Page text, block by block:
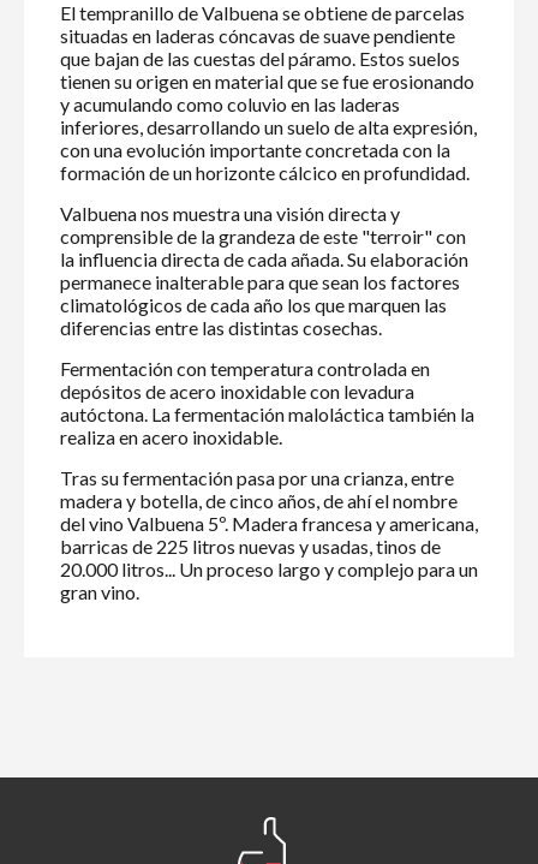
El tempranillo de Valbuena se obtiene de parcelas
situadas en laderas cóncavas de suave pendiente
que bajan de las cuestas del páramo. Estos suelos
tienen su origen en material que se fue erosionando
y acumulando como coluvio en las laderas
inferiores, desarrollando un suelo de alta expresión,
con una evolución importante concretada con la
formación de un horizonte cálcico en profundidad.
Valbuena nos muestra una visión directa y
comprensible de la grandeza de este "terroir" con
la influencia directa de cada añada. Su elaboración
permanece inalterable para que sean los factores
climatológicos de cada año los que marquen las
diferencias entre las distintas cosechas.
Fermentación con temperatura controlada en
depósitos de acero inoxidable con levadura
autóctona. La fermentación maloláctica también la
realiza en acero inoxidable.
Tras su fermentación pasa por una crianza, entre
madera y botella, de cinco años, de ahí el nombre
del vino Valbuena 5º. Madera francesa y americana,
barricas de 225 litros nuevas y usadas, tinos de
20.000 litros... Un proceso largo y complejo para un
gran vino.